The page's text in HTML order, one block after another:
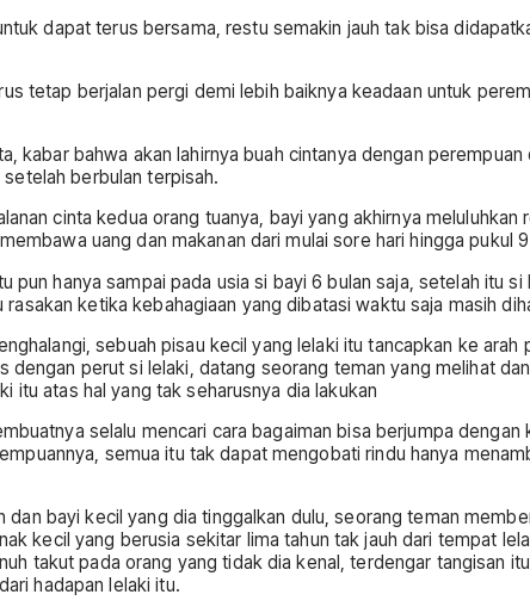
dapat terus bersama, restu semakin jauh tak bisa
tetap berjalan pergi demi lebih baiknya keadaan untuk
kabar bahwa akan lahirnya buah cintanya dengan
berbulan terpisah.
cinta kedua orang tuanya, bayi yang akhirnya
uang dan makanan dari mulai sore hari hingga pukul
pun hanya sampai pada usia si bayi 6 bulan saja, setelah itu
ketika kebahagiaan yang dibatasi waktu saja masih
sebuah pisau kecil yang lelaki itu tancapkan ke arah
perut si lelaki, datang seorang teman yang melihat
itu atas hal yang tak seharusnya dia lakukan
selalu mencari cara bagaiman bisa berjumpa
semua itu tak dapat mengobati rindu hanya
bayi kecil yang dia tinggalkan dulu, seorang teman
kecil yang berusia sekitar lima tahun tak jauh dari tempat
takut pada orang yang tidak dia kenal, terdengar tangisan
hadapan lelaki itu.